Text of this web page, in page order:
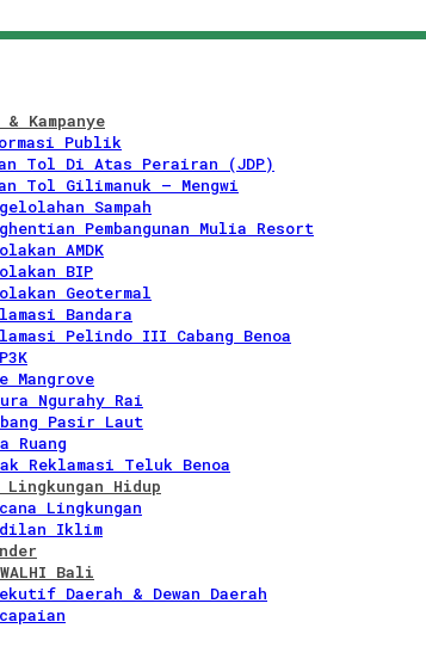
Kampanye
Publik
Tol Di Atas Perairan (JDP)
Tol Gilimanuk – Mengwi
Sampah
Pembangunan Mulia Resort
AMDK
BIP
Geotermal
Bandara
Pelindo III Cabang Benoa
Mangrove
Ngurahy Rai
Pasir Laut
Ruang
Reklamasi Teluk Benoa
Lingkungan Hidup
Lingkungan
Iklim
Bali
Daerah & Dewan Daerah